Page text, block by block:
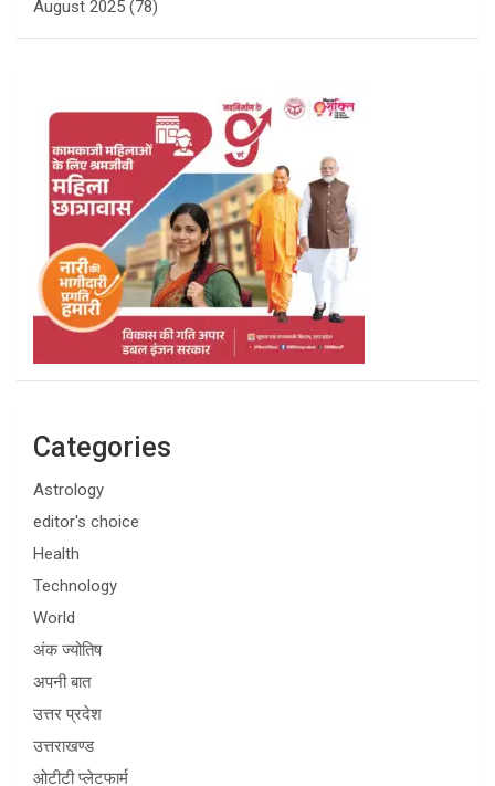
August 2025 (78)
Categories
Astrology
editor's choice
Health
Technology
World
अंक ज्योतिष
अपनी बात
उत्तर प्रदेश
उत्तराखण्ड
ओटीटी प्लेटफार्म